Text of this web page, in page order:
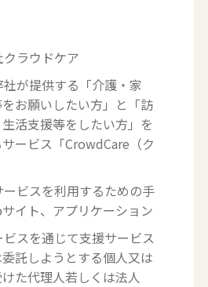
ラウドケア
が提供する「介護・家
お願いしたい方」と「訪
活支援等をしたい方」を
ービス「CrowdCare（ク
ビスを利用するための手
イト、アプリケーション
スを通じて支援サービス
託しようとする個人又は
た代理人若しくは法人